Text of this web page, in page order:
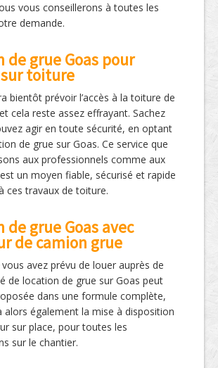
vous conseillerons à toutes les
demande.
de grue Goas pour
toiture
bientôt prévoir l’accès à la toiture de
cela reste assez effrayant. Sachez
agir en toute sécurité, en optant
de grue sur Goas. Ce service que
aux professionnels comme aux
un moyen fiable, sécurisé et rapide
ces travaux de toiture.
de grue Goas avec
de camion grue
avez prévu de louer auprès de
de location de grue sur Goas peut
dans une formule complète,
alors également la mise à disposition
sur place, pour toutes les
sur le chantier.